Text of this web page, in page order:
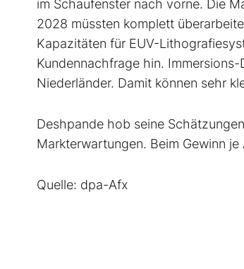
im Schaufenster nach vorne. Die
2028 müssten komplett
Kapazitäten für EUV-
Kundennachfrage hin.
Niederländer. Damit können sehr
Deshpande hob seine
Markterwartungen. Beim Gewinn
Quelle: dpa-Afx